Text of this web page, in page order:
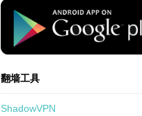
standard-icon-
翻墙工具
ShadowVPN